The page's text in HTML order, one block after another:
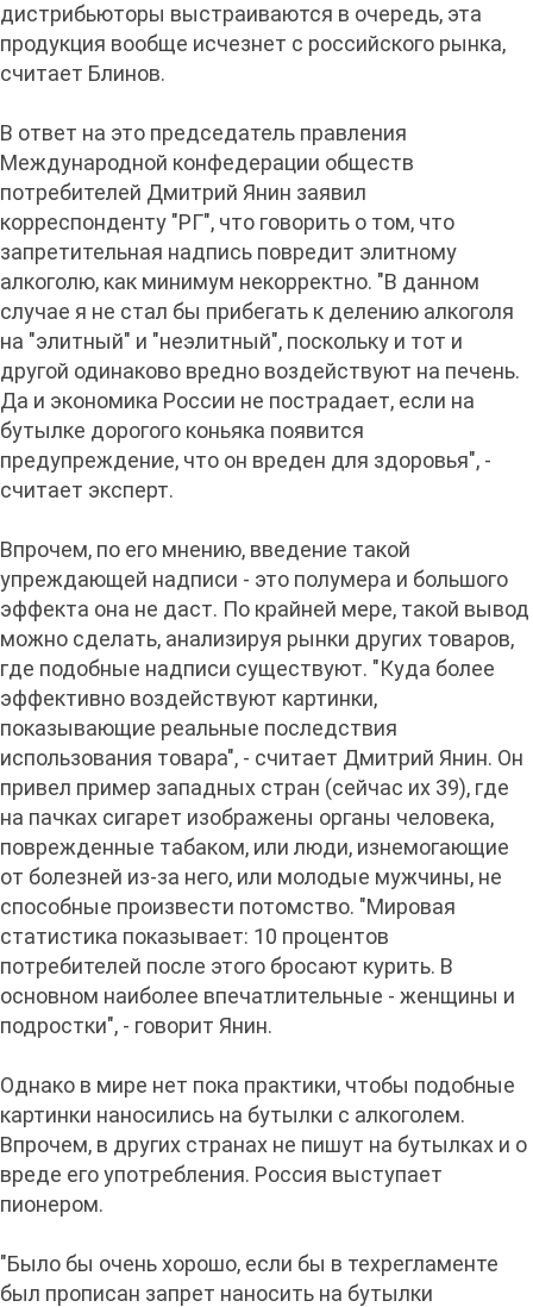
дистрибьюторы выстраиваются в очередь, эта
продукция вообще исчезнет с российского рынка,
считает Блинов.
В ответ на это председатель правления
Международной конфедерации обществ
потребителей Дмитрий Янин заявил
корреспонденту "РГ", что говорить о том, что
запретительная надпись повредит элитному
алкоголю, как минимум некорректно. "В данном
случае я не стал бы прибегать к делению алкоголя
на "элитный" и "неэлитный", поскольку и тот и
другой одинаково вредно воздействуют на печень.
Да и экономика России не пострадает, если на
бутылке дорогого коньяка появится
предупреждение, что он вреден для здоровья", -
считает эксперт.
Впрочем, по его мнению, введение такой
упреждающей надписи - это полумера и большого
эффекта она не даст. По крайней мере, такой вывод
можно сделать, анализируя рынки других товаров,
где подобные надписи существуют. "Куда более
эффективно воздействуют картинки,
показывающие реальные последствия
использования товара", - считает Дмитрий Янин. Он
привел пример западных стран (сейчас их 39), где
на пачках сигарет изображены органы человека,
поврежденные табаком, или люди, изнемогающие
от болезней из-за него, или молодые мужчины, не
способные произвести потомство. "Мировая
статистика показывает: 10 процентов
потребителей после этого бросают курить. В
основном наиболее впечатлительные - женщины и
подростки", - говорит Янин.
Однако в мире нет пока практики, чтобы подобные
картинки наносились на бутылки с алкоголем.
Впрочем, в других странах не пишут на бутылках и о
вреде его употребления. Россия выступает
пионером.
"Было бы очень хорошо, если бы в техрегламенте
был прописан запрет наносить на бутылки